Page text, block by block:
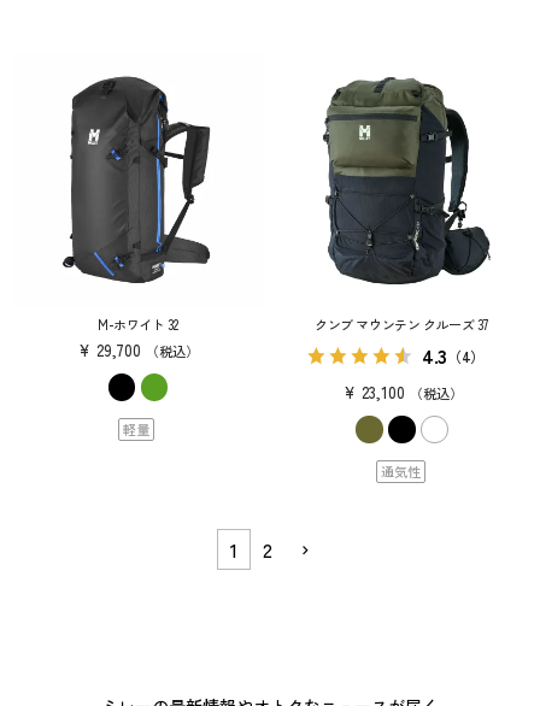
M-ホワイト 32
¥ 29,700 税込
軽量
クンブ マウンテン クルーズ 37
4.3 （4）
¥ 23,100 税込
通気性
1 2